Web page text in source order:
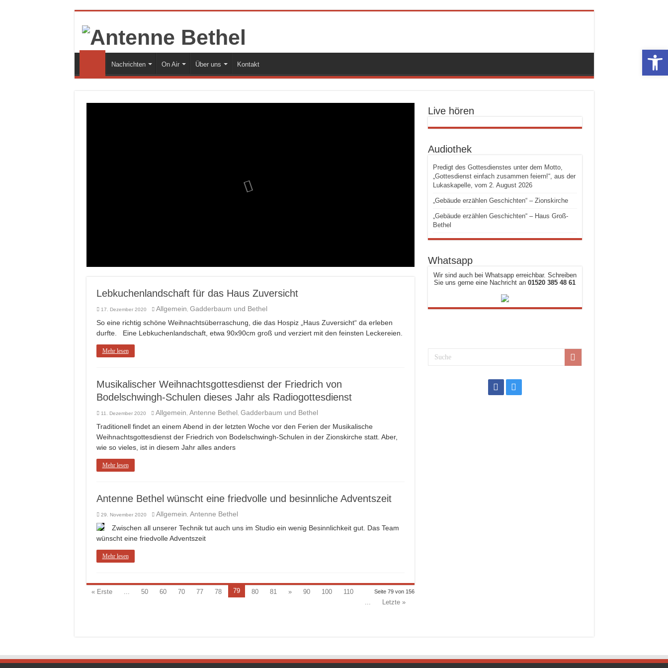
Nachrichten On Air Über uns Kontakt
Lebkuchenlandschaft für das Haus Zuversicht
17. Dezember 2020 Allgemein, Gadderbaum und Bethel
So eine richtig schöne Weihnachtsüberraschung, die das Hospiz „Haus Zuversicht“ da erleben
durfte. Eine Lebkuchenlandschaft, etwa 90x90cm groß und verziert mit den feinsten Leckereien.
Mehr lesen
Musikalischer Weihnachtsgottesdienst der Friedrich von
Bodelschwingh-Schulen dieses Jahr als Radiogottesdienst
11. Dezember 2020 Allgemein, Antenne Bethel, Gadderbaum und Bethel
Traditionell findet an einem Abend in der letzten Woche vor den Ferien der Musikalische
Weihnachtsgottesdienst der Friedrich von Bodelschwingh-Schulen in der Zionskirche statt. Aber,
wie so vieles, ist in diesem Jahr alles anders
Mehr lesen
Antenne Bethel wünscht eine friedvolle und besinnliche Adventszeit
29. November 2020 Allgemein, Antenne Bethel
Zwischen all unserer Technik tut auch uns im Studio ein wenig Besinnlichkeit gut. Das Team
wünscht eine friedvolle Adventszeit
Mehr lesen
Seite 79 von 156
« Erste ... 50 60 70 77 78 79 80 81 » 90 100
110
...
Letzte »
Live hören
Audiothek
Predigt des Gottesdienstes unter dem Motto,
„Gottesdienst einfach zusammen feiern!“, aus der
Lukaskapelle, vom 2. August 2026
„Gebäude erzählen Geschichten“ – Zionskirche
„Gebäude erzählen Geschichten“ – Haus Groß-
Bethel
Whatsapp
Wir sind auch bei Whatsapp erreichbar. Schreiben
Sie uns gerne eine Nachricht an 01520 385 48 61